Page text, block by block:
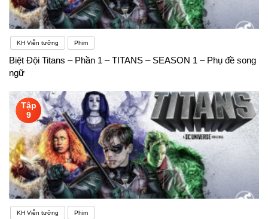
KH Viễn tưởng Phim
Biệt Đội Titans – Phần 1 – TITANS – SEASON 1 – Phụ đề song
ngữ
Tập
9
KH Viễn tưởng Phim